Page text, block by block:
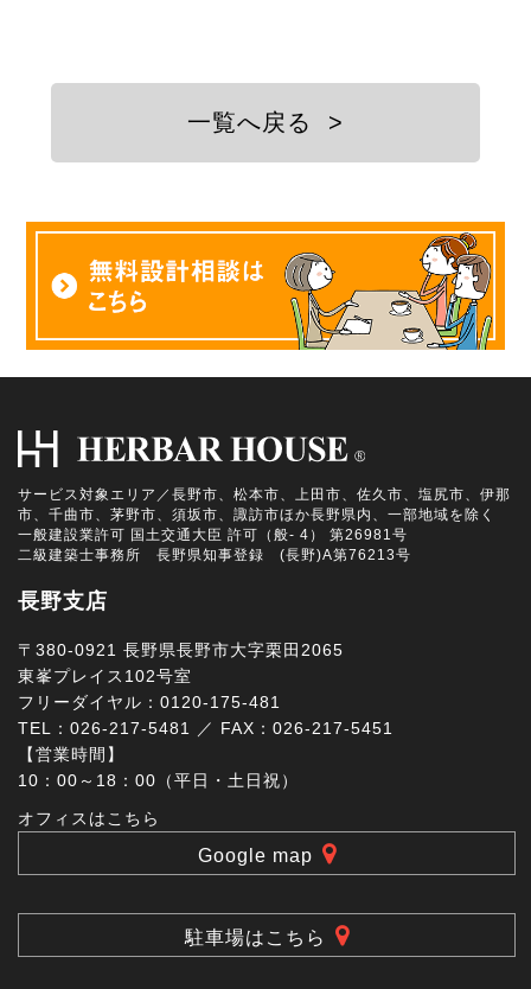
一覧へ戻る >
サービス対象エリア／長野市、松本市、上田市、佐久市、塩尻市、伊那
市、千曲市、茅野市、須坂市、諏訪市ほか長野県内、一部地域を除く
一般建設業許可 国土交通大臣 許可（般- 4） 第26981号
二級建築士事務所 長野県知事登録 (長野)A第76213号
長野支店
〒380-0921 長野県長野市大字栗田2065
東峯プレイス102号室
フリーダイヤル：0120-175-481
TEL：026-217-5481 ／ FAX：026-217-5451
【営業時間】
10：00～18：00（平日・土日祝）
オフィスはこちら
Google map
駐車場はこちら